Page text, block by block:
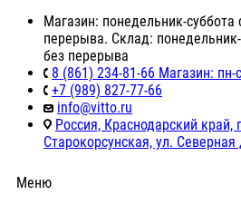
Магазин: понедельник-суббота
перерыва. Склад:
без перерыва
8 (861) 234-81-66 Магазин: пн-
+7 (989) 827-77-66
info@vitto.ru
Россия, Краснодарский край,
Старокорсунская, ул.
Меню